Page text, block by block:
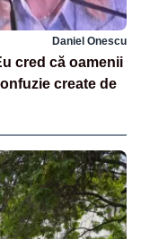
Daniel Onescu
cred că oamenii
create de